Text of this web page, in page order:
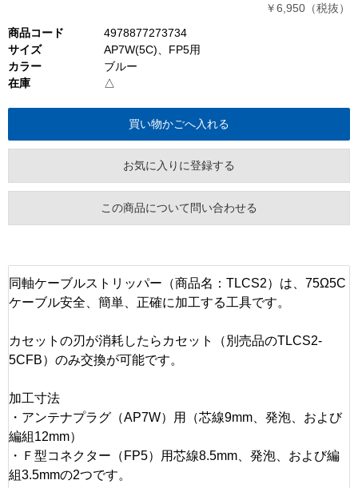
￥6,950（税抜）
商品コード
4978877273734
サイズ
AP7W(5C)、FP5用
カラー
ブルー
在庫
△
お気に入りに登録する
この商品について問い合わせる
同軸ケーブルストリッパー（商品名：TLCS2）は、75Ω5C
ケーブル安全、簡単、正確に加工する工具です。
カセットの刃が消耗したらカセット（別売品のTLCS2-
5CFB）のみ交換が可能です。
加工寸法
・アンテナプラグ（AP7W）用（芯線9mm、発泡、および
編組12mm）
・Ｆ型コネクター（FP5）用芯線8.5mm、発泡、および編
組3.5mmの2つです。